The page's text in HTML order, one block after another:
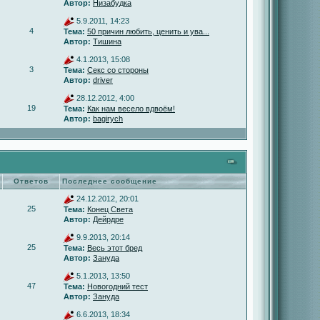
Автор: Низабудка
4
5.9.2011, 14:23
Тема: 50 причин любить, ценить и ува...
Автор: Тишина
3
4.1.2013, 15:08
Тема: Секс со стороны
Автор: driver
19
28.12.2012, 4:00
Тема: Как нам весело вдвоём!
Автор: bagirych
Ответов Последнее сообщение
25
24.12.2012, 20:01
Тема: Конец Света
Автор: Дейрдре
25
9.9.2013, 20:14
Тема: Весь этот бред
Автор: Зануда
47
5.1.2013, 13:50
Тема: Новогодний тест
Автор: Зануда
6.6.2013, 18:34